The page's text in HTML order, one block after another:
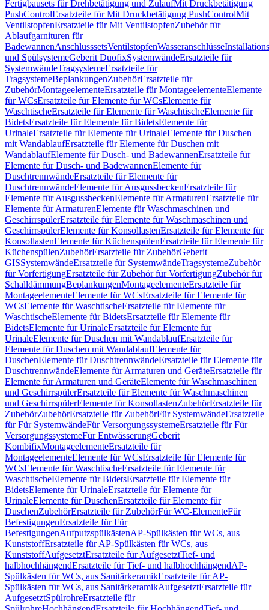
Fertigbausets für Drehbetätigung und ZulaufMit Druckbetätigung
PushControlErsatzteile für Mit Druckbetätigung PushControlMit
VentilstopfenErsatzteile für Mit VentilstopfenZubehör für
Ablaufgarnituren für
BadewannenAnschlusssetsVentilstopfenWasseranschlüsse
und SpülsystemeGeberit DuofixSystemwändeErsatzteile für
SystemwändeTragsystemeErsatzteile für
TragsystemeBeplankungenZubehörErsatzteile für
ZubehörMontageelementeErsatzteile für MontageelementeElemente
für WCsErsatzteile für Elemente für WCsElemente für
WaschtischeErsatzteile für Elemente für WaschtischeElemente für
BidetsErsatzteile für Elemente für BidetsElemente für
UrinaleErsatzteile für Elemente für UrinaleElemente für Duschen
mit WandablaufErsatzteile für Elemente für Duschen mit
WandablaufElemente für Dusch- und BadewannenErsatzteile für
Elemente für Dusch- und BadewannenElemente für
DuschtrennwändeErsatzteile für Elemente für
DuschtrennwändeElemente für AusgussbeckenErsatzteile für
Elemente für AusgussbeckenElemente für ArmaturenErsatzteile für
Elemente für ArmaturenElemente für Waschmaschinen und
GeschirrspülerErsatzteile für Elemente für Waschmaschinen und
GeschirrspülerElemente für KonsollastenErsatzteile für Elemente für
KonsollastenElemente für KüchenspülenErsatzteile für Elemente für
KüchenspülenZubehörErsatzteile für ZubehörGeberit
GISSystemwändeErsatzteile für SystemwändeTragsystemeZubehör
für VorfertigungErsatzteile für Zubehör für VorfertigungZubehör für
SchalldämmungBeplankungenMontageelementeErsatzteile für
MontageelementeElemente für WCsErsatzteile für Elemente für
WCsElemente für WaschtischeErsatzteile für Elemente für
WaschtischeElemente für BidetsErsatzteile für Elemente für
BidetsElemente für UrinaleErsatzteile für Elemente für
UrinaleElemente für Duschen mit WandablaufErsatzteile für
Elemente für Duschen mit WandablaufElemente für
DuschenElemente für DuschtrennwändeErsatzteile für Elemente für
DuschtrennwändeElemente für Armaturen und GeräteErsatzteile für
Elemente für Armaturen und GeräteElemente für Waschmaschinen
und GeschirrspülerErsatzteile für Elemente für Waschmaschinen
und GeschirrspülerElemente für KonsollastenZubehörErsatzteile für
ZubehörZubehörErsatzteile für ZubehörFür SystemwändeErsatzteile
für Für SystemwändeFür VersorgungssystemeErsatzteile für Für
VersorgungssystemeFür EntwässerungGeberit
KombifixMontageelementeErsatzteile für
MontageelementeElemente für WCsErsatzteile für Elemente für
WCsElemente für WaschtischeErsatzteile für Elemente für
WaschtischeElemente für BidetsErsatzteile für Elemente für
BidetsElemente für UrinaleErsatzteile für Elemente für
UrinaleElemente für DuschenErsatzteile für Elemente für
DuschenZubehörErsatzteile für ZubehörFür WC-ElementeFür
BefestigungenErsatzteile für Für
BefestigungenAufputzspülkästenAP-Spülkästen für WCs, aus
KunststoffErsatzteile für AP-Spülkästen für WCs, aus
KunststoffAufgesetztErsatzteile für AufgesetztTief- und
halbhochhängendErsatzteile für Tief- und halbhochhängendAP-
Spülkästen für WCs, aus SanitärkeramikErsatzteile für AP-
Spülkästen für WCs, aus SanitärkeramikAufgesetztErsatzteile für
AufgesetztSpülrohreErsatzteile für